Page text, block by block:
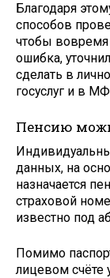
Благодаря
способов
чтобы вовремя
ошибка,
сделать в
госуслуг и в
Пенсию
данных, на
назначается
страховой
известно под
Помимо
лицевом счёте